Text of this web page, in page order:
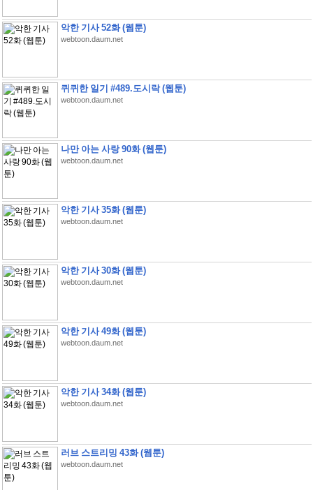
악한 기사 52화 (웹툰)
webtoon.daum.net
퀴퀴한 일기 #489.도시락 (웹툰)
webtoon.daum.net
나만 아는 사랑 90화 (웹툰)
webtoon.daum.net
악한 기사 35화 (웹툰)
webtoon.daum.net
악한 기사 30화 (웹툰)
webtoon.daum.net
악한 기사 49화 (웹툰)
webtoon.daum.net
악한 기사 34화 (웹툰)
webtoon.daum.net
러브 스트리밍 43화 (웹툰)
webtoon.daum.net